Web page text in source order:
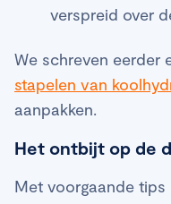
verspreid over
We schreven eerder
stapelen van
aanpakken.
Het ontbijt op de
Met voorgaande